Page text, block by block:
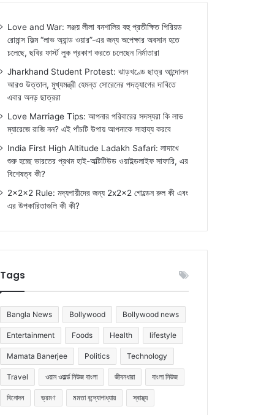
Love and War: সঞ্জয় লীলা বনশালির বহু প্রতীক্ষিত পিরিয়ড
রোমান্স ফিল্ম “লাভ অ্যান্ড ওয়ার”-এর জন্য অপেক্ষার অবসান হতে
চলেছে, ছবির ফার্স্ট লুক প্রকাশ করতে চলেছেন নির্মাতারা
Jharkhand Student Protest: ঝাড়খণ্ডে ছাত্র আন্দোলন
আরও উত্তাল, মুখ্যমন্ত্রী হেমন্ত সোরেনের পদত্যাগের দাবিতে
এবার অনড় ছাত্ররা
Love Marriage Tips: আপনার পরিবারের সদস্যরা কি লাভ
ম্যারেজে রাজি নন? এই পাঁচটি উপায় আপনাকে সাহায্য করবে
India First High Altitude Ladakh Safari: লাদাখে
শুরু হচ্ছে ভারতের প্রথম হাই-অল্টিটিউড ওয়াইল্ডলাইফ সাফারি, এর
বিশেষত্ব কী?
2x2x2 Rule: মদ্যপায়ীদের জন্য 2x2x2 গোল্ডেন রুল কী এবং
এর উপকারিতাগুলি কী কী?
Tags
Bangla News Bollywood Bollywood news
Entertainment Foods Health lifestyle
Mamata Banerjee Politics Technology
Travel ওয়ান ওয়ার্ল্ড নিউজ বাংলা জীবনধারা বাংলা নিউজ
বিনোদন ভ্রমণ মমতা বন্দ্যোপাধ্যায় স্বাস্থ্য